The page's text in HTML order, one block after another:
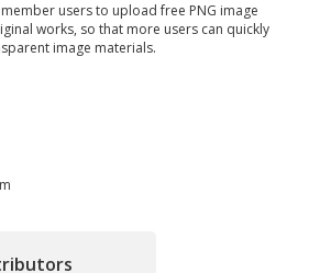
users to upload free PNG image
works, so that more users can quickly
image materials.